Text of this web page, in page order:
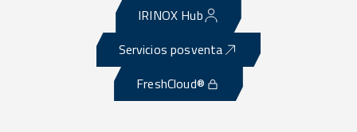
IRINOX Hub
Servicios posventa
FreshCloud®